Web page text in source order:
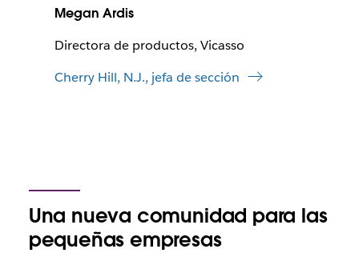
Megan Ardis
Directora de productos, Vicasso
Cherry Hill, N.J., jefa de sección
Una nueva comunidad para las
pequeñas empresas